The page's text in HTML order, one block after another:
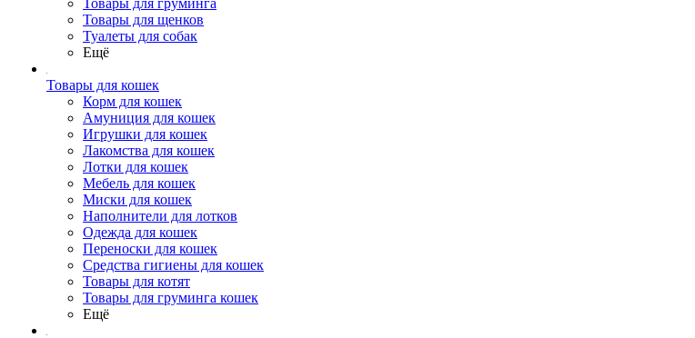
Товары для груминга
Товары для щенков
Туалеты для собак
Ещё
Товары для кошек
Корм для кошек
Амуниция для кошек
Игрушки для кошек
Лакомства для кошек
Лотки для кошек
Мебель для кошек
Миски для кошек
Наполнители для лотков
Одежда для кошек
Переноски для кошек
Средства гигиены для кошек
Товары для котят
Товары для груминга кошек
Ещё